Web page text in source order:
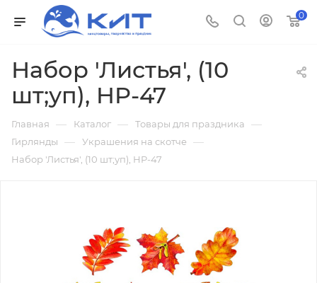
0
Набор 'Листья', (10
шт;уп), HP-47
Главная — Каталог — Товары для праздника —
Гирлянды — Украшения на скотче —
Набор 'Листья', (10 шт;уп), HP-47